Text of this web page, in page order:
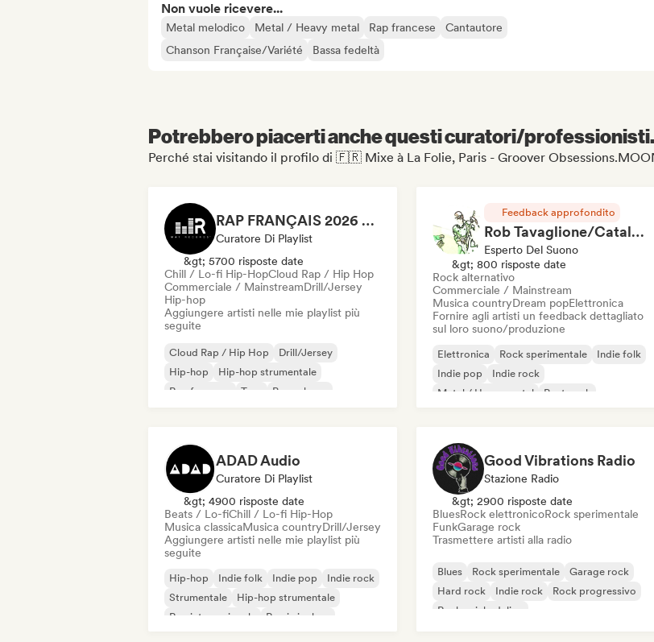
Non vuole ricevere...
Metal melodico Metal / Heavy metal Rap francese
Cantautore
Chanson Française/Variété
Bassa fedeltà
Potrebbero piacerti anche questi curatori/
Perché stai visitando il profilo di 🇫🇷 Mixe à La Folie, Paris - Groover
RAP FRANÇAIS 2026 🔥🇫🇷 (Way Records)
Curatore Di Playlist
&gt; 5700 risposte date
Chill / Lo-fi Hip-HopCloud Rap / Hip Hop
Commerciale / MainstreamDrill/Jersey
Hip-hop
Aggiungere artisti nelle mie playlist più
seguite
Cloud Rap / Hip Hop
Drill/Jersey
Hip-hop
Hip-hop strumentale
Rap francese
Trap
Pop urbano
Feedback approfondito
Rob Tavaglione/Catalyst Recording
Esperto Del Suono
&gt; 800 risposte date
Rock alternativo
Commerciale / Mainstream
Musica countryDream popElettronica
Fornire agli artisti un feedback dettagliato
sul loro suono/produzione
Elettronica Rock sperimentale
Indie folk
Indie pop
Indie rock
Metal / Heavy metal
Post punk
ADAD Audio
Curatore Di Playlist
&gt; 4900 risposte date
Beats / Lo-fiChill / Lo-fi Hip-Hop
Musica classicaMusica countryDrill/Jersey
Aggiungere artisti nelle mie playlist più
seguite
Hip-hop Indie folk Indie pop
Indie rock
Strumentale
Hip-hop strumentale
Rap internazionale
Rap in inglese
Good Vibrations Radio
Stazione Radio
&gt; 2900 risposte date
BluesRock elettronicoRock sperimentale
FunkGarage rock
Trasmettere artisti alla radio
Blues Rock sperimentale
Garage rock
Hard rock
Indie rock
Rock progressivo
Rock psichedelico